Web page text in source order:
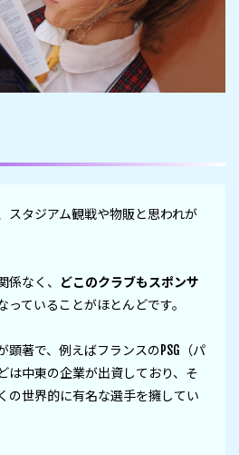
スタジアム観戦や物販と思われが
係なく、
どこのクラブもスポンサ
っていることがほとんどです。
顕著で、例えばフランスのPSG（パ
は中東の企業が出資しており、そ
の世界的に有名な選手を擁してい